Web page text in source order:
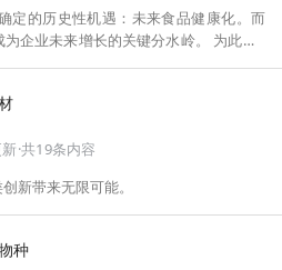
未来增长的关键分水岭。 为此，F
以全球视野探寻中国机遇、增长解法，
局，深挖“药食同源”“低GI”“老龄营
因，从趋势预判、品类创新、未来增长
等，为行业提供务实、前瞻的开年创新
·共19条内容
新带来无限可能。
种